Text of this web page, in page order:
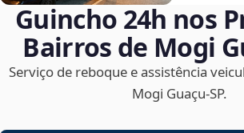
Guincho 24h nos
Bairros de Mogi
Serviço de reboque e assistência
Mogi Guaçu‑SP.